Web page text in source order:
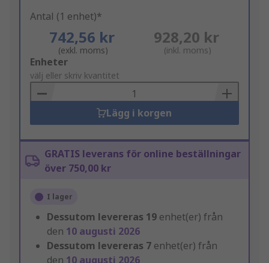
Antal (1 enhet)*
742,56 kr
(exkl. moms)
928,20 kr
(inkl. moms)
Add
to
Basket
Enheter
välj eller skriv kvantitet
Lägg i korgen
GRATIS leverans för online beställningar
över 750,00 kr
I lager
Dessutom levereras 19 enhet(er) från
den 10 augusti 2026
Dessutom levereras 7 enhet(er) från
den 10 augusti 2026